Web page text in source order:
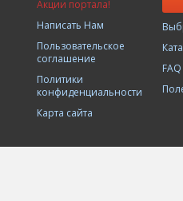
Акции портала!
Написать Нам
Пользовательское
соглашение
Политики
конфиденциальности
Карта сайта
FAQ